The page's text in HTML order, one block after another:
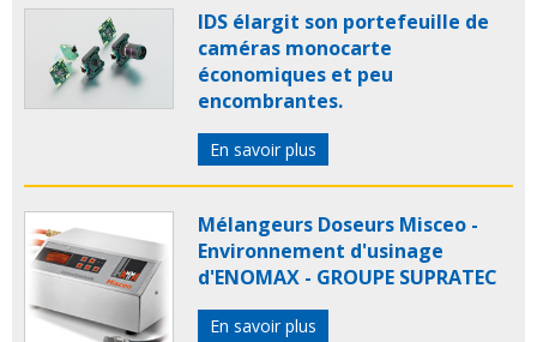
IDS élargit son portefeuille de
caméras monocarte
économiques et peu
encombrantes.
En savoir plus
Mélangeurs Doseurs Misceo -
Environnement d'usinage
d'ENOMAX - GROUPE SUPRATEC
En savoir plus